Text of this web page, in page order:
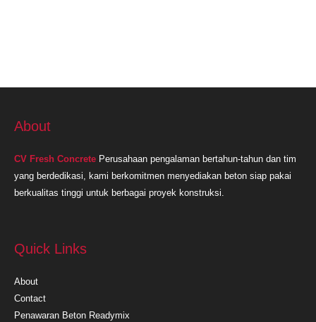
About
CV Fresh Concrete Perusahaan pengalaman bertahun-tahun dan tim
yang berdedikasi, kami berkomitmen menyediakan beton siap pakai
berkualitas tinggi untuk berbagai proyek konstruksi.
Quick Links
About
Contact
Penawaran Beton Readymix